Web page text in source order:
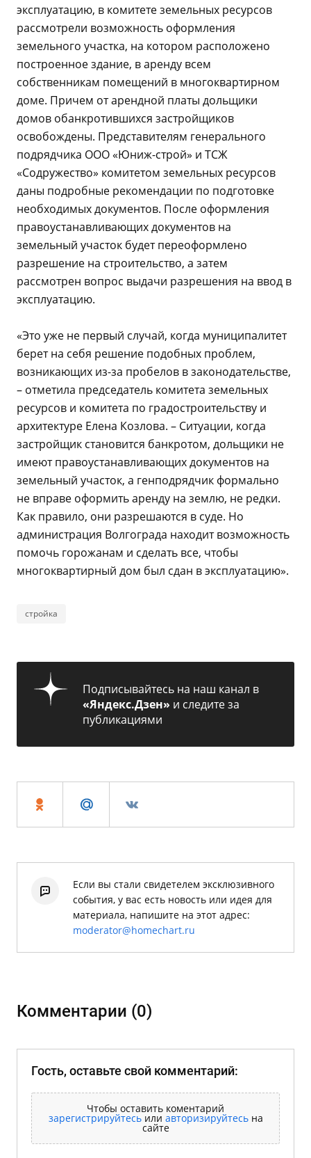
эксплуатацию, в комитете земельных ресурсов
рассмотрели возможность оформления
земельного участка, на котором расположено
построенное здание, в аренду всем
собственникам помещений в многоквартирном
доме. Причем от арендной платы дольщики
домов обанкротившихся застройщиков
освобождены. Представителям генерального
подрядчика ООО «Юниж-строй» и ТСЖ
«Содружество» комитетом земельных ресурсов
даны подробные рекомендации по подготовке
необходимых документов. После оформления
правоустанавливающих документов на
земельный участок будет переоформлено
разрешение на строительство, а затем
рассмотрен вопрос выдачи разрешения на ввод в
эксплуатацию.
«Это уже не первый случай, когда муниципалитет
берет на себя решение подобных проблем,
возникающих из-за пробелов в законодательстве,
– отметила председатель комитета земельных
ресурсов и комитета по градостроительству и
архитектуре Елена Козлова. – Ситуации, когда
застройщик становится банкротом, дольщики не
имеют правоустанавливающих документов на
земельный участок, а генподрядчик формально
не вправе оформить аренду на землю, не редки.
Как правило, они разрешаются в суде. Но
администрация Волгограда находит возможность
помочь горожанам и сделать все, чтобы
многоквартирный дом был сдан в эксплуатацию».
стройка
Подписывайтесь на наш канал в
«Яндекс.Дзен» и следите за
публикациями
Если вы стали свидетелем эксклюзивного
события, у вас есть новость или идея для
материала, напишите на этот адрес:
moderator@homechart.ru
Комментарии (0)
Гость, оставьте свой комментарий:
Чтобы оставить коментарий
зарегистрируйтесьили авторизируйтесьна
сайте